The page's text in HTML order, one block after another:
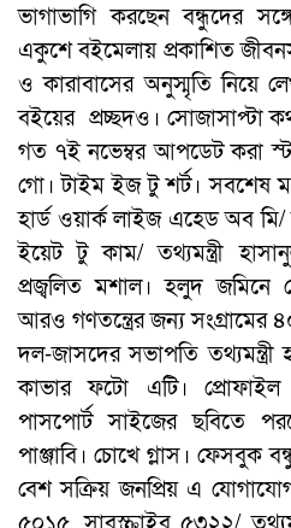
ভাগাভাগি করছেন বন্ধুদের
একুশে বইমেলায় প্রকাশিত
ও কারাবাসের অনুস্মৃতি নিয়ে
বইয়ের প্রচ্ছদও। সোজাসাপ্টা
গত ৭ই নভেম্বর আপডেট করা
গো। টাইম ইজ টু শর্ট। সবশেষ
হার্ড ওয়ার্ক লাইজ এহেড অব
ইয়েট টু কাম/ তথ্যমন্ত্রী
প্রজ্বলিত মশাল। হলুদ জমিনে
আরও গণতন্ত্রের জন্য সংগ্রামের
দল-জাসদের সভাপতি
কাভার ফটো এটি। প্রোফাইল
পাসপোর্ট সাইজের ছবিতে
পাঞ্জাবি। চোখে গ্লাস। ফেসবুক
বেশ সক্রিয় জনপ্রিয় এ